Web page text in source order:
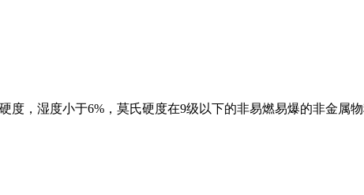
，湿度小于6%，莫氏硬度在9级以下的非易燃易爆的非金属